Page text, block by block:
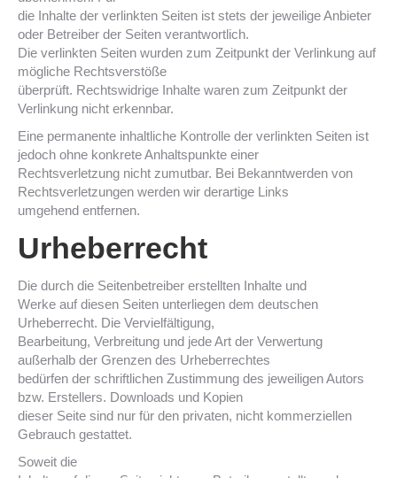
die Inhalte der verlinkten Seiten ist stets der jeweilige Anbieter
oder Betreiber der Seiten verantwortlich.
Die verlinkten Seiten wurden zum Zeitpunkt der Verlinkung auf
mögliche Rechtsverstöße
überprüft. Rechtswidrige Inhalte waren zum Zeitpunkt der
Verlinkung nicht erkennbar.
Eine permanente inhaltliche Kontrolle der verlinkten Seiten ist
jedoch ohne konkrete Anhaltspunkte einer
Rechtsverletzung nicht zumutbar. Bei Bekanntwerden von
Rechtsverletzungen werden wir derartige Links
umgehend entfernen.
Urheberrecht
Die durch die Seitenbetreiber erstellten Inhalte und
Werke auf diesen Seiten unterliegen dem deutschen
Urheberrecht. Die Vervielfältigung,
Bearbeitung, Verbreitung und jede Art der Verwertung
außerhalb der Grenzen des Urheberrechtes
bedürfen der schriftlichen Zustimmung des jeweiligen Autors
bzw. Erstellers. Downloads und Kopien
dieser Seite sind nur für den privaten, nicht kommerziellen
Gebrauch gestattet.
Soweit die